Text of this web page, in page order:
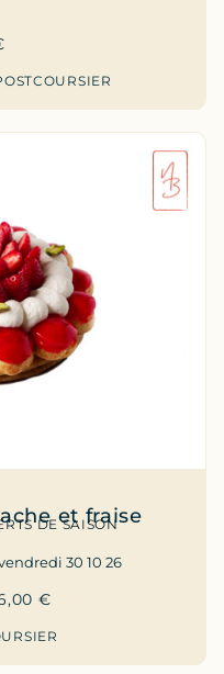
COURSIER
et fraise
DE SAISON
30 10 26
€